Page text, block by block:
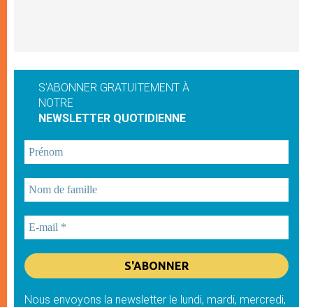
S'ABONNER GRATUITEMENT À
NOTRE
NEWSLETTER QUOTIDIENNE
Nous envoyons la newsletter le lundi, mardi, mercredi,